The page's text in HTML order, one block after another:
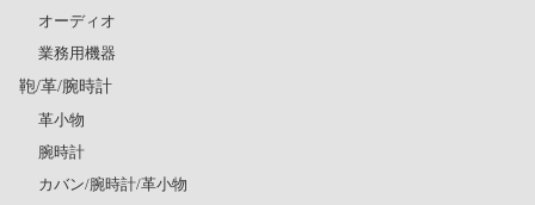
オーディオ
業務用機器
鞄/革/腕時計
革小物
腕時計
カバン/腕時計/革小物